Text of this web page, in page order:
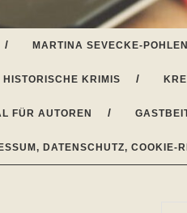
MARTINA SEVECKE-
HISTORISCHE KRIMIS
FÜR AUTOREN
DATENSCHUTZ, COOKIE-